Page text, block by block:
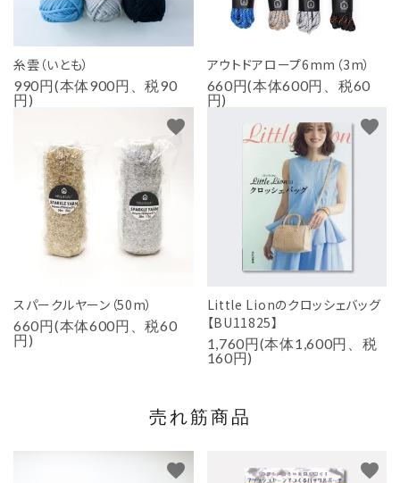
糸雲（いとも）
990円(本体900円、税90
円)
アウトドアロープ6mm（3m）
660円(本体600円、税60
円)
スパークルヤーン（50m）
660円(本体600円、税60
円)
favorite
Little Lionのクロッシェバッグ
【BU11825】
1,760円(本体1,600円、税
160円)
favorite
売れ筋商品
favorite favorite